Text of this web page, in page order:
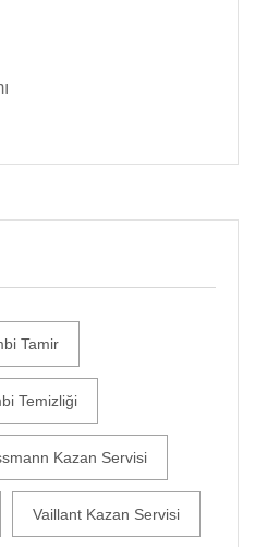
Tamir
Temizliği
Kazan Servisi
Vaillant Kazan Servisi